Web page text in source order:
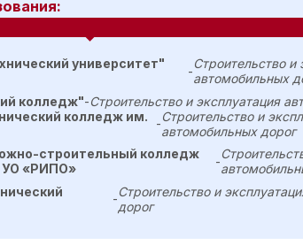
университет" -Строительство и
автомобильных
колледж"-Строительство и эксплуатация
колледж им.
-Строительство и
автомобильных дорог
строительный колледж
УО «РИПО»
-
-Строительство и
дорог